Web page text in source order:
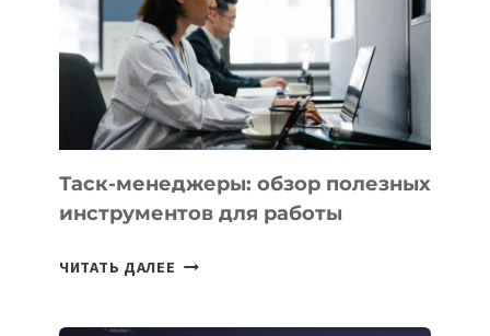
ОРБИТУ
Таск-менеджеры: обзор полезных
инструментов для работы
ЧИТАТЬ ДАЛЕЕ ТАСК-